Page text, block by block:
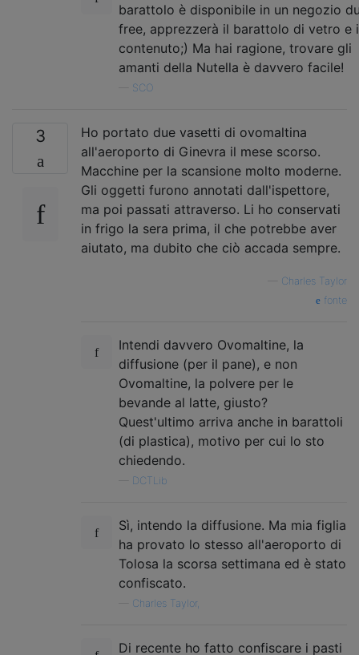
barattolo è disponibile in un negozio
free, apprezzerà il barattolo di vetro e
contenuto;) Ma hai ragione, trovare gli
amanti della Nutella è davvero facile!
SCO
3
Ho portato due vasetti di ovomaltina
all'aeroporto di Ginevra il mese scorso.
Macchine per la scansione molto moderne.
Gli oggetti furono annotati dall'ispettore,
ma poi passati attraverso. Li ho conservati
in frigo la sera prima, il che potrebbe aver
aiutato, ma dubito che ciò accada sempre.
Charles Taylor
fonte
Intendi davvero Ovomaltine, la
diffusione (per il pane), e non
Ovomaltine, la polvere per le
bevande al latte, giusto?
Quest'ultimo arriva anche in barattoli
(di plastica), motivo per cui lo sto
chiedendo.
DCTLib
Sì, intendo la diffusione. Ma mia figlia
ha provato lo stesso all'aeroporto di
Tolosa la scorsa settimana ed è stato
confiscato.
Charles Taylor,
Di recente ho fatto confiscare i pasti